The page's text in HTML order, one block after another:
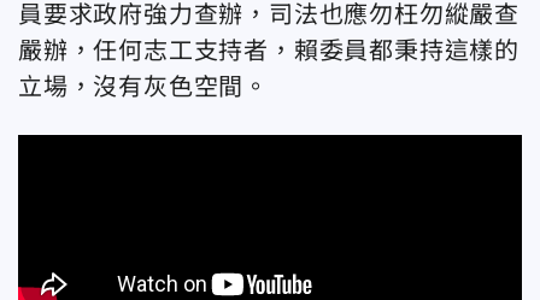
員要求政府強力查辦，司法也應勿枉勿縱嚴查
嚴辦，任何志工支持者，賴委員都秉持這樣的
立場，沒有灰色空間。